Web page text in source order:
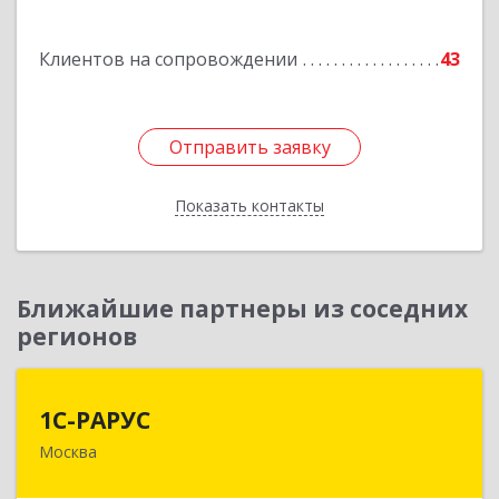
Клиентов на сопровождении 43
Отправить заявку
Показать контакты
Отправить заявку
Назад
Ближайшие партнеры из соседних
регионов
1С-РАРУС
Москва127434, Москва г, Дмитровское ш, дом № 9Б